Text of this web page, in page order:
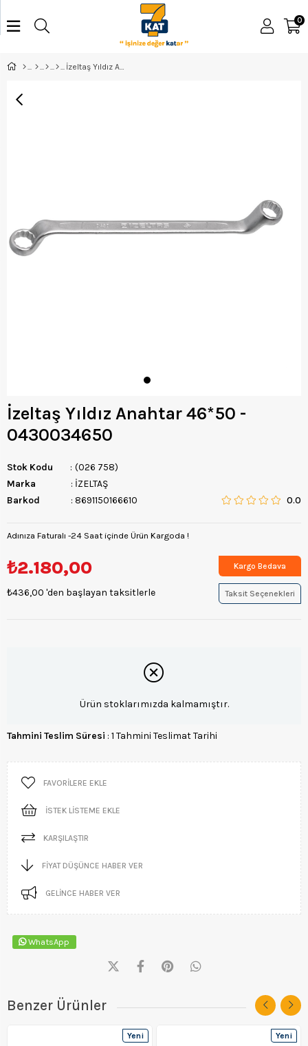
0
İzeltaş Yıldız Anahtar 46*50 -
0430034650
Stok Kodu
(026 758)
Marka
: İZELTAŞ
Barkod
: 8691150166610 0.0
Adınıza Faturalı -24 Saat içinde Ürün Kargoda !
₺2.180,00
₺436,00 'den başlayan taksitlerle
Kargo Bedava
Taksit Seçenekleri
Ürün stoklarımızda kalmamıştır.
Tahmini Teslim Süresi : 1 Tahmini Teslimat Tarihi
FAVORILERE EKLE
İSTEK LISTEME EKLE
KARŞILAŞTIR
FIYAT DÜŞÜNCE HABER VER
GELINCE HABER VER
WhatsApp
Benzer Ürünler
Yeni
Yeni